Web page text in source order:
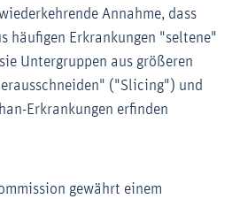
Annahme, dass
häufigen Erkrankungen "seltene"
Untergruppen aus größeren
("Slicing") und
Erkrankungen erfinden
gewährt einem